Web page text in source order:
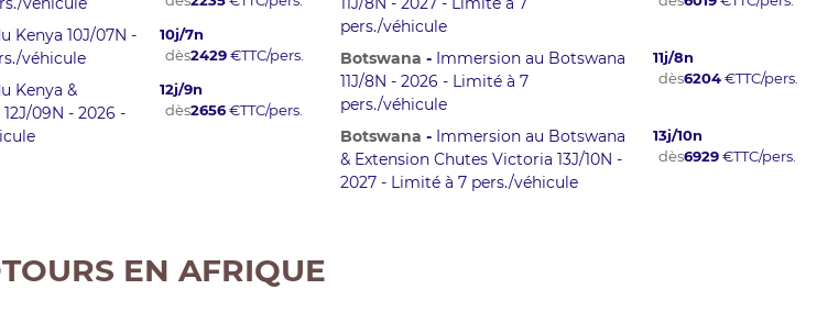
Kenya 10J/07N -
véhicule
10j/7n
dès2429€TTC/pers.
Kenya &
09N - 2026 -
12j/9n
dès2656€TTC/pers.
pers./véhicule
Botswana - Immersion au Botswana
11J/8N - 2026 - Limité à 7
pers./véhicule
11j/8n
dès6204€TTC/pers.
Botswana - Immersion au Botswana
& Extension Chutes Victoria 13J/10N -
2027 - Limité à 7 pers./véhicule
13j/10n
dès6929€TTC/pers.
EN AFRIQUE